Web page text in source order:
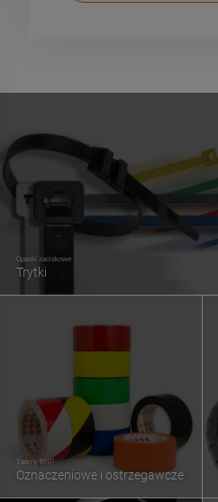
Opaski zaciskowe
Trytki
Taśmy BHP
Oznaczeniowe i ostrzegawcze